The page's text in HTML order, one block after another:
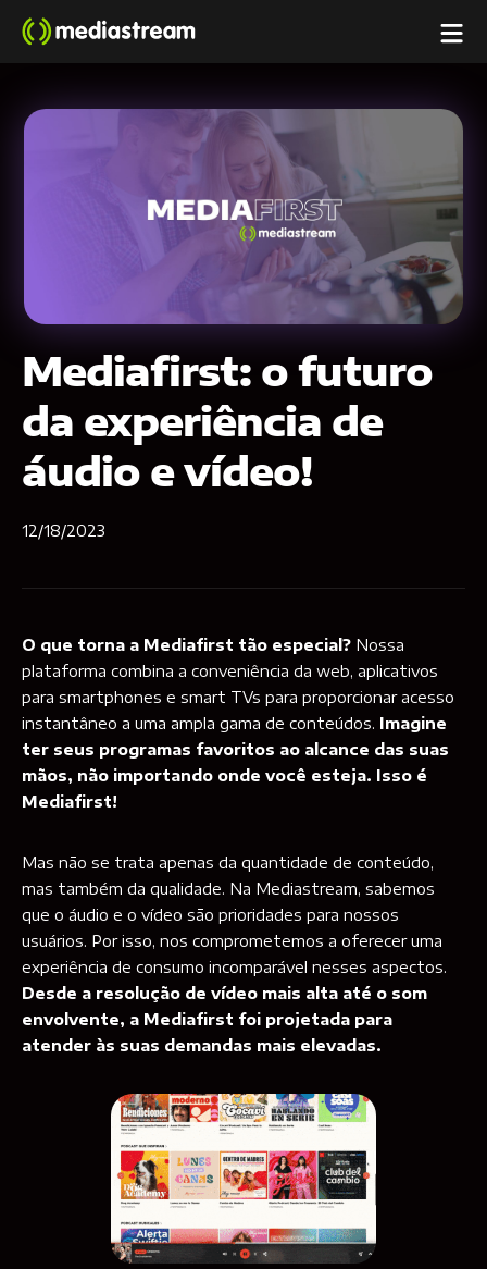
Mediafirst: o futuro
da experiência de
áudio e vídeo!
12/18/2023
O que torna a Mediafirst tão especial? Nossa
plataforma combina a conveniência da web, aplicativos
para smartphones e smart TVs para proporcionar acesso
instantâneo a uma ampla gama de conteúdos. Imagine
ter seus programas favoritos ao alcance das suas
mãos, não importando onde você esteja. Isso é
Mediafirst!
Mas não se trata apenas da quantidade de conteúdo,
mas também da qualidade. Na Mediastream, sabemos
que o áudio e o vídeo são prioridades para nossos
usuários. Por isso, nos comprometemos a oferecer uma
experiência de consumo incomparável nesses aspectos.
Desde a resolução de vídeo mais alta até o som
envolvente, a Mediafirst foi projetada para
atender às suas demandas mais elevadas.